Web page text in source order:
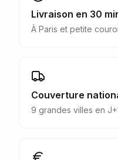
Livraison en 30
À Paris et petite
Couverture
9 grandes villes en